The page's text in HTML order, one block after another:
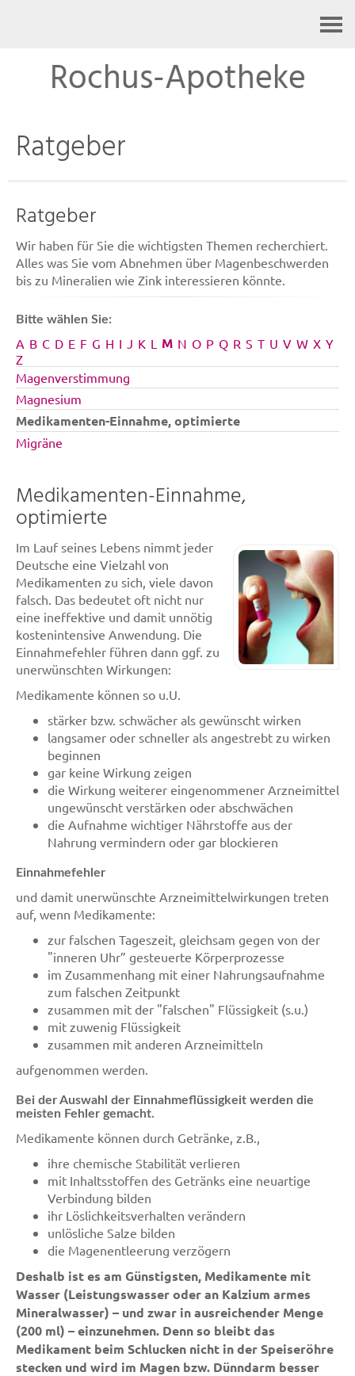
Rochus-Apotheke
Ratgeber
Ratgeber
Wir haben für Sie die wichtigsten Themen recherchiert.
Alles was Sie vom Abnehmen über Magenbeschwerden
bis zu Mineralien wie Zink interessieren könnte.
Bitte wählen Sie:
A B C D E F G H I J K L M N O P Q R S T U V W X Y
Z
Magenverstimmung
Magnesium
Medikamenten-Einnahme, optimierte
Migräne
Medikamenten-Einnahme,
optimierte
Im Lauf seines Lebens nimmt jeder
Deutsche eine Vielzahl von
Medikamenten zu sich, viele davon
falsch. Das bedeutet oft nicht nur
eine ineffektive und damit unnötig
kostenintensive Anwendung. Die
Einnahmefehler führen dann ggf. zu
unerwünschten Wirkungen:
Medikamente können so u.U.
stärker bzw. schwächer als gewünscht wirken
langsamer oder schneller als angestrebt zu wirken
beginnen
gar keine Wirkung zeigen
die Wirkung weiterer eingenommener Arzneimittel
ungewünscht verstärken oder abschwächen
die Aufnahme wichtiger Nährstoffe aus der
Nahrung vermindern oder gar blockieren
Einnahmefehler
und damit unerwünschte Arzneimittelwirkungen treten
auf, wenn Medikamente:
zur falschen Tageszeit, gleichsam gegen von der
"inneren Uhr” gesteuerte Körperprozesse
im Zusammenhang mit einer Nahrungsaufnahme
zum falschen Zeitpunkt
zusammen mit der "falschen" Flüssigkeit (s.u.)
mit zuwenig Flüssigkeit
zusammen mit anderen Arzneimitteln
aufgenommen werden.
Bei der Auswahl der Einnahmeflüssigkeit werden die
meisten Fehler gemacht.
Medikamente können durch Getränke, z.B.,
ihre chemische Stabilität verlieren
mit Inhaltsstoffen des Getränks eine neuartige
Verbindung bilden
ihr Löslichkeitsverhalten verändern
unlösliche Salze bilden
die Magenentleerung verzögern
Deshalb ist es am Günstigsten, Medikamente mit
Wasser (Leistungswasser oder an Kalzium armes
Mineralwasser) – und zwar in ausreichender Menge
(200 ml) – einzunehmen. Denn so bleibt das
Medikament beim Schlucken nicht in der Speiseröhre
stecken und wird im Magen bzw. Dünndarm besser